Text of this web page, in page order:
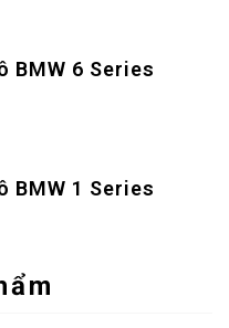
BMW 6 Series
BMW 1 Series